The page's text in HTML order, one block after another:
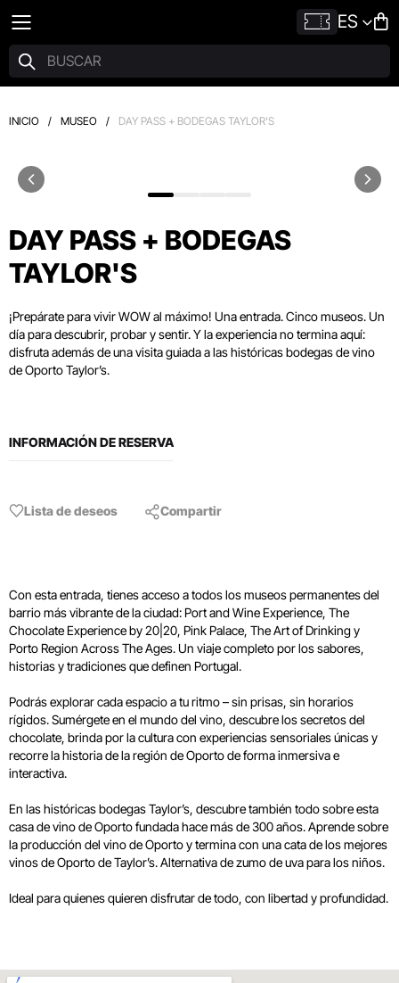
ES
INICIO / MUSEO / DAY PASS + BODEGAS TAYLOR'S
DAY PASS + BODEGAS
TAYLOR'S
¡Prepárate para vivir WOW al máximo! Una entrada. Cinco museos. Un
día para descubrir, probar y sentir. Y la experiencia no termina aquí:
disfruta además de una visita guiada a las históricas bodegas de vino
de Oporto Taylor’s.
INFORMACIÓN DE RESERVA
Lista de deseos Compartir
Con esta entrada, tienes acceso a todos los museos permanentes del
barrio más vibrante de la ciudad: Port and Wine Experience, The
Chocolate Experience by 20|20, Pink Palace, The Art of Drinking y
Porto Region Across The Ages. Un viaje completo por los sabores,
historias y tradiciones que definen Portugal.
Podrás explorar cada espacio a tu ritmo – sin prisas, sin horarios
rígidos. Sumérgete en el mundo del vino, descubre los secretos del
chocolate, brinda por la cultura con experiencias sensoriales únicas y
recorre la historia de la región de Oporto de forma inmersiva e
interactiva.
En las históricas bodegas Taylor’s, descubre también todo sobre esta
casa de vino de Oporto fundada hace más de 300 años. Aprende sobre
la producción del vino de Oporto y termina con una cata de los mejores
vinos de Oporto de Taylor’s. Alternativa de zumo de uva para los niños.
Ideal para quienes quieren disfrutar de todo, con libertad y profundidad.